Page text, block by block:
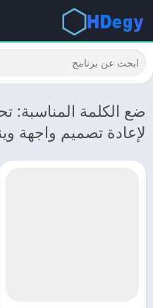
لإعادة تصميم واجهة